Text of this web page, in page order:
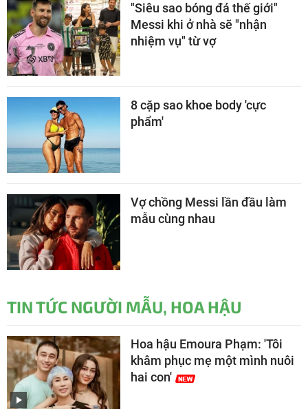
"Siêu sao bóng đá thế giới"
Messi khi ở nhà sẽ "nhận
nhiệm vụ" từ vợ
8 cặp sao khoe body 'cực
phẩm'
Vợ chồng Messi lần đầu làm
mẫu cùng nhau
TIN TỨC NGƯỜI MẪU, HOA HẬU
Hoa hậu Emoura Phạm: 'Tôi
khâm phục mẹ một mình nuôi
hai con'